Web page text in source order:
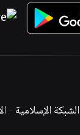
الشبكة الإسلامية -